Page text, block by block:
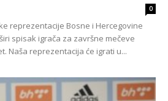
0
reprezentacije Bosne i Hercegovine
spisak igrača za završne mečeve
Naša reprezentacija će igrati u...